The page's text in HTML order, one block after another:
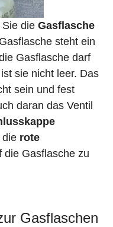
die Gasflasche
steht ein
Gasflasche darf
sie nicht leer. Das
sein und fest
daran das Ventil
die rote
die Gasflasche zu
Gasflaschen